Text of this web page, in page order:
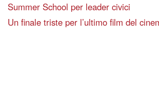
Summer School per leader civici
Un finale triste per l’ultimo film del